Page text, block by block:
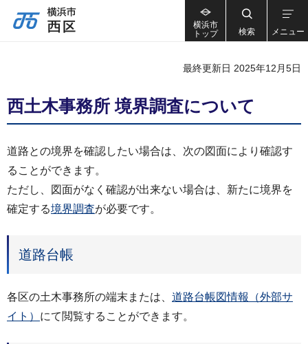
横浜市
トップ
検索 メニュー
最終更新日 2025年12月5日
西土木事務所 境界調査について
道路との境界を確認したい場合は、次の図面により確認す
ることができます。
ただし、図面がなく確認が出来ない場合は、新たに境界を
確定する境界調査が必要です。
道路台帳
各区の土木事務所の端末または、 道路台帳図情報（外部サ
イト） にて閲覧することができます。